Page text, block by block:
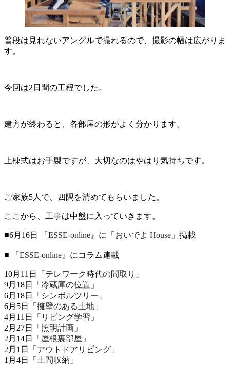
普段は見れないアングルで撮れるので、撮影の幅は広がりま
す。
今回は2日間の工程でした。
建方が終わると、各部屋の形がよく分かります。
上棟式はお手製ですが、大切なのはやはり気持ちです。
ご家族5人で、四隅を清めてもらいました。
ここから、工事は中盤に入っていきます。
■6月16日 『ESSE-online』 に 「おいでよ House」 掲載
■ 『ESSE-online』 にコラム連載
10月11日
「テレワーク時代の間取り」
9月18日
「冷蔵庫の位置」
6月18日
「シンボルツリー」
6月5日
「擁壁のある土地」
4月11日
「リビング学習」
2月27日
「照明計画」
2月14日
「屋根裏部屋」
2月1日
「アウトドアリビング」
1月4日
「土間収納」